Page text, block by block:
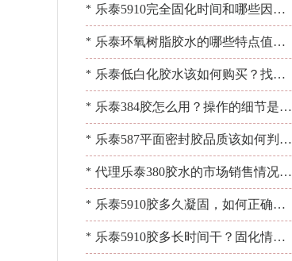
* 乐泰5910完全固化时间和哪些因素
有关？[百乐粘胶]有说法
* 乐泰环氧树脂胶水的哪些特点值得
关注？胶水疑问看[百乐粘胶]
* 乐泰低白化胶水该如何购买？找正
统汉高经销商[百乐粘胶]
* 乐泰384胶怎么用？操作的细节是什
么？[百乐粘胶]
* 乐泰587平面密封胶品质该如何判
断？百乐粘胶]来帮您
* 代理乐泰380胶水的市场销售情况如
何？[百乐粘胶]28年经验
* 乐泰5910胶多久凝固，如何正确使
用[百乐粘胶]包教会
* 乐泰5910胶多长时间干？固化情况